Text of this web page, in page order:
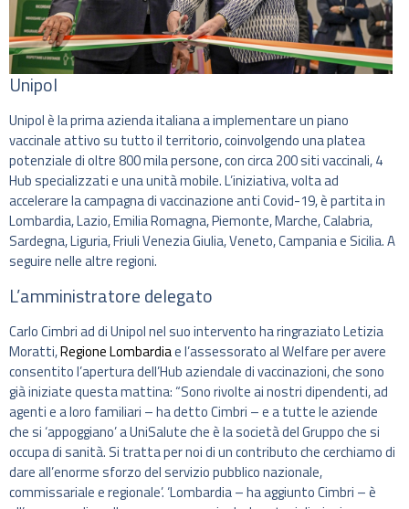
Unipol
Unipol è la prima azienda italiana a implementare un piano
vaccinale attivo su tutto il territorio, coinvolgendo una platea
potenziale di oltre 800 mila persone, con circa 200 siti vaccinali, 4
Hub specializzati e una unità mobile. L’iniziativa, volta ad
accelerare la campagna di vaccinazione anti Covid-19, è partita in
Lombardia, Lazio, Emilia Romagna, Piemonte, Marche, Calabria,
Sardegna, Liguria, Friuli Venezia Giulia, Veneto, Campania e Sicilia. A
seguire nelle altre regioni.
L’amministratore delegato
Carlo Cimbri ad di Unipol nel suo intervento ha ringraziato Letizia
Moratti,Regione Lombardiae l’assessorato al Welfare per avere
consentito l’apertura dell’Hub aziendale di vaccinazioni, che sono
già iniziate questa mattina: “Sono rivolte ai nostri dipendenti, ad
agenti e a loro familiari – ha detto Cimbri – e a tutte le aziende
che si ‘appoggiano’ a UniSalute che è la società del Gruppo che si
occupa di sanità. Si tratta per noi di un contributo che cerchiamo di
dare all’enorme sforzo del servizio pubblico nazionale,
commissariale e regionale’. ‘Lombardia – ha aggiunto Cimbri – è